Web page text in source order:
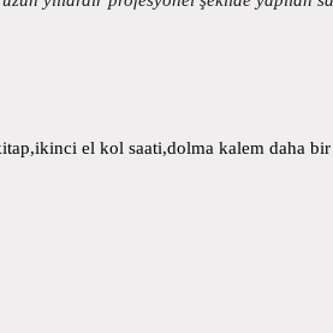
el kol saati,dolma kalem daha